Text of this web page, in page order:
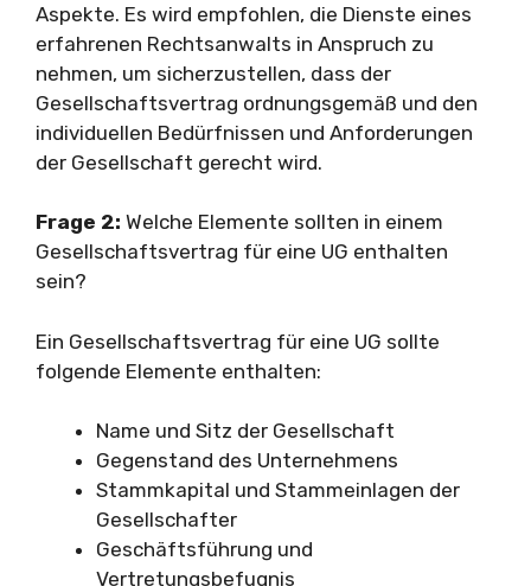
Aspekte. Es wird empfohlen, die Dienste eines
erfahrenen Rechtsanwalts in Anspruch zu
nehmen, um sicherzustellen, dass der
Gesellschaftsvertrag ordnungsgemäß und den
individuellen Bedürfnissen und Anforderungen
der Gesellschaft gerecht wird.
Frage 2: Welche Elemente sollten in einem
Gesellschaftsvertrag für eine UG enthalten
sein?
Ein Gesellschaftsvertrag für eine UG sollte
folgende Elemente enthalten:
Name und Sitz der Gesellschaft
Gegenstand des Unternehmens
Stammkapital und Stammeinlagen der
Gesellschafter
Geschäftsführung und
Vertretungsbefugnis